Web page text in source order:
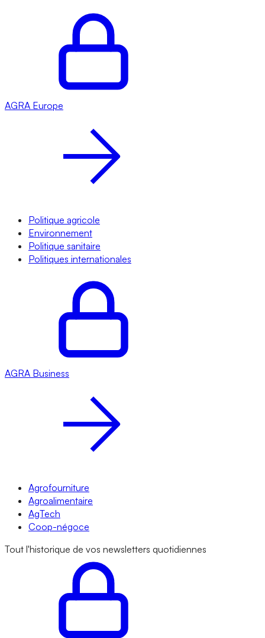
AGRA Europe
Politique agricole
Environnement
Politique sanitaire
Politiques internationales
AGRA Business
Agrofourniture
Agroalimentaire
AgTech
Coop-négoce
Tout l'historique de vos newsletters quotidiennes